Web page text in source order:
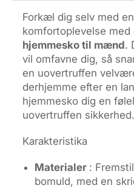
Forkæl dig selv med
komfortoplevelse med
hjemmesko til mænd.
vil omfavne dig, så
en uovertruffen
derhjemme efter en
hjemmesko dig en
uovertruffen sikkerhed.
Karakteristika
Materialer :
bomuld, med en